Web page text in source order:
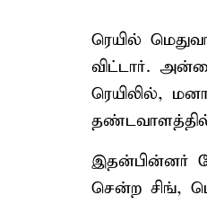
ரெயில்
விட்டார்.
ரெயிலில்,
தண்டவாளத்தில்
இதன்பின்னர்
சென்ற சிங்,